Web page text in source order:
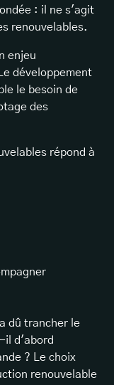
: il ne s'agit
renouvelables.
enjeu
développement
le besoin de
des
répond à
dû trancher le
il d'abord
? Le choix
renouvelable